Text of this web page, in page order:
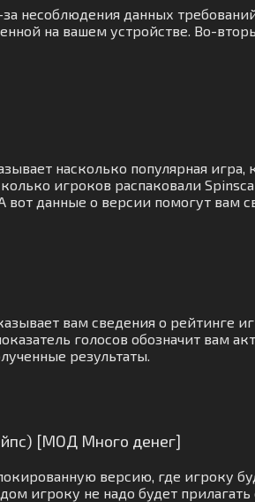
несоблюдения данных
на вашем устройстве. Во-
насколько популярная
игроков распаковали
вот данные о версии помогут вам
вам сведения о рейтинге
голосов обозначит вам
результаты.
[МОД Много денег]
версию, где игроку
игроку не надо будет